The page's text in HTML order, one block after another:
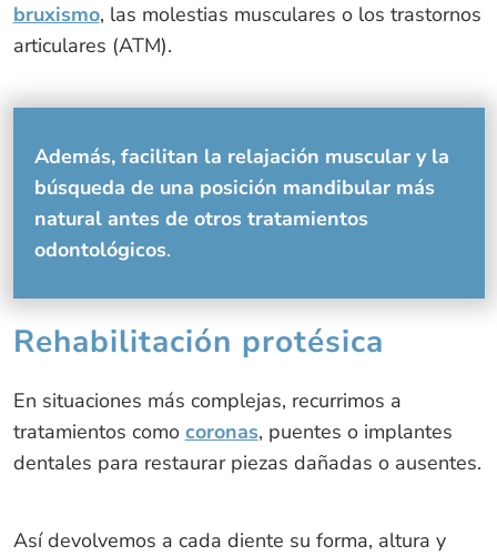
bruxismo, las molestias musculares o los trastornos
articulares (ATM).
Además, facilitan la relajación muscular y la
búsqueda de una posición mandibular más
natural antes de otros tratamientos
odontológicos.
Rehabilitación protésica
En situaciones más complejas, recurrimos a
tratamientos como coronas, puentes o implantes
dentales para restaurar piezas dañadas o ausentes.
Así devolvemos a cada diente su forma, altura y